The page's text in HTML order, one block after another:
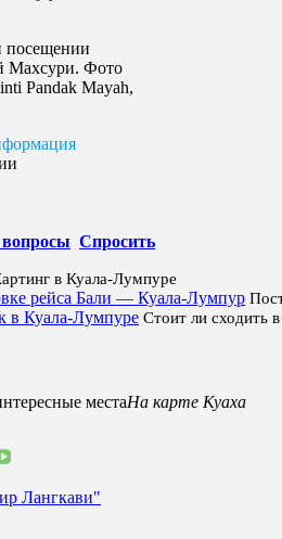
посещении
Махсури. Фото
Pandak Mayah,
вопросы Спросить
в Куала-Лумпуре
рейса Бали — Куала-Лумпур
в Куала-Лумпуре Стоит ли сходить
местаНа карте Куаха
Лангкави"